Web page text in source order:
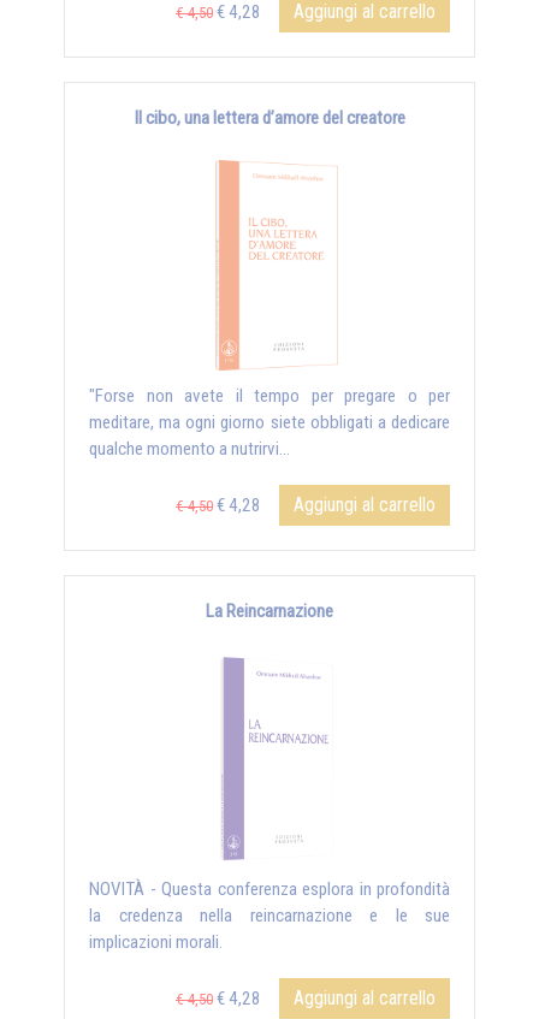
€ 4,50 € 4,28 Aggiungi al carrello
Il cibo, una lettera d’amore del creatore
"Forse non avete il tempo per pregare o per
meditare, ma ogni giorno siete obbligati a dedicare
qualche momento a nutrirvi...
€ 4,50 € 4,28 Aggiungi al carrello
La Reincarnazione
NOVITÀ - Questa conferenza esplora in profondità
la credenza nella reincarnazione e le sue
implicazioni morali.
€ 4,50 € 4,28 Aggiungi al carrello